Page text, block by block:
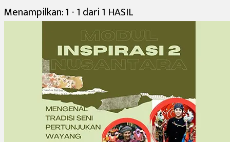
Menampilkan: 1 - 1 dari 1 HASIL